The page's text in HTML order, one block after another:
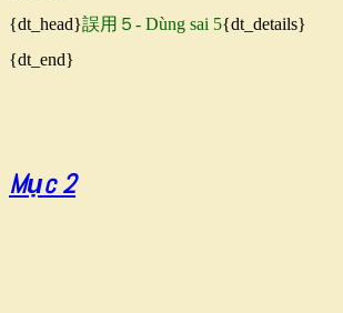
{dt_head}誤用５- Dùng sai 5{dt_details}
{dt_end}
Mục 2